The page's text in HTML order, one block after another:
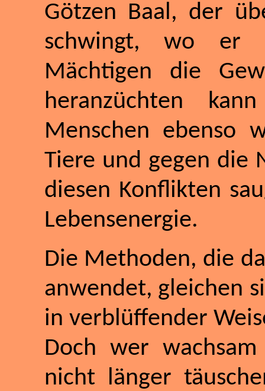
Götzen Baal, der
schwingt, wo er
Mächtigen die
heranzüchten
Menschen ebenso
Tiere und gegen die
diesen Konflikten
Lebensenergie.
Die Methoden, die
anwendet, gleichen
in verblüffender
Doch wer
nicht länger